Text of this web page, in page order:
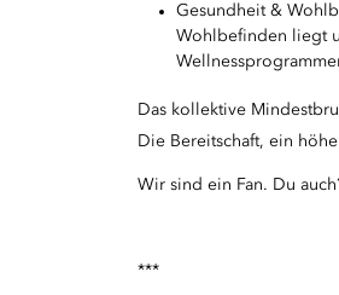
Gesundheit &
Wohlbefinden liegt
Das kollektive
Die Bereitschaft, ein
Wir sind ein Fan. Du
***